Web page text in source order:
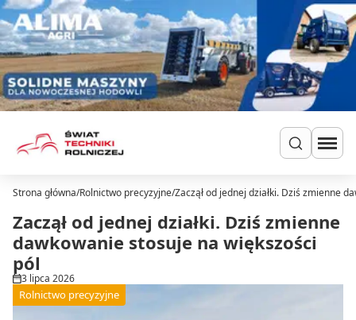
Przejdź do treści
Ciągniki
Ładowarki
Do zielonki
Uprawa
Siew i nawożenie
Szukaj
Strona główna/Rolnictwo precyzyjne/Zaczął od jednej działki. Dziś zmienne
Zaczął od jednej działki. Dziś zmienne
dawkowanie stosuje na większości
pól
3 lipca 2026
Rolnictwo precyzyjne